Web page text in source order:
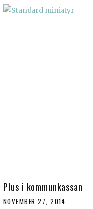
Plus i kommunkassan
NOVEMBER 27, 2014